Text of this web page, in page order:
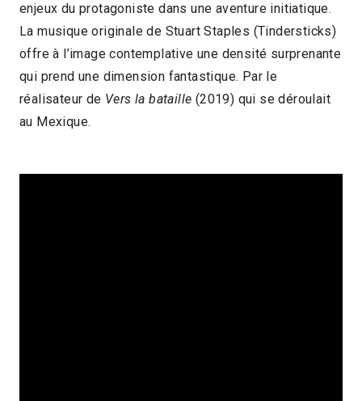
enjeux du protagoniste dans une aventure initiatique.
La musique originale de Stuart Staples (Tindersticks)
offre à l’image contemplative une densité surprenante
qui prend une dimension fantastique. Par le
réalisateur de Vers la bataille (2019) qui se déroulait
au Mexique.